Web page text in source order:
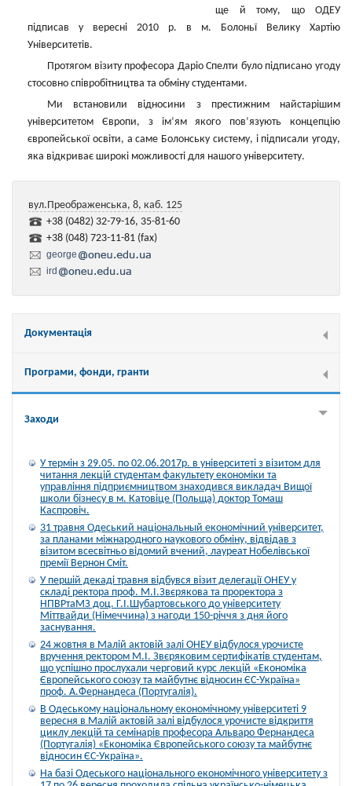
ще й тому, що ОДЕУ
підписав у вересні 2010 р. в м. Болоньї Велику Хартію
Університетів.
Протягом візиту професора Даріо Спелти було підписано угоду
стосовно співробітництва та обміну студентами.
Ми встановили відносини з престижним найстарішим
університетом Європи, з ім’ям якого пов’язують концепцію
європейської освіти, а саме Болонську систему, і підписали угоду,
яка відкриває широкі можливості для нашого університету.
вул.Преображенська, 8, каб. 125
+38 (0482) 32-79-16, 35-81-60
+38 (048) 723-11-81 (fax)
george
ird
Документація
Програми, фонди, гранти
Заходи
У термін з 29.05. по 02.06.2017р. в університеті з візитом для
читання лекцій студентам факультету економіки та
управління підприємництвом знаходився викладач Вищої
школи бізнесу в м. Катовіце (Польща) доктор Томаш
Каспровіч.
31 травня Одеський національный економічний університет,
за планами міжнародного наукового обміну, відвідав з
візитом всесвітньо відомий вчений, лауреат Нобелівської
премії Вернон Сміт.
У першій декаді травня відбувся візит делегації ОНЕУ у
складі ректора проф. М.І.Звєрякова та проректора з
НПВРтаМЗ доц. Г.І.Шубартовського до університету
Міттвайди (Німеччина) з нагоди 150-річчя з дня його
заснування.
24 жовтня в Малій актовій залі ОНЕУ відбулося урочисте
вручення ректором М.І. Звєряковим сертифікатів студентам,
що успішно прослухали черговий курс лекцій «Економіка
Європейського союзу та майбутнє відносин ЄС-Україна»
проф. А.Фернандеса (Португалія).
В Одеському національному економічному університеті 9
вересня в Малій актовій залі відбулося урочисте відкриття
циклу лекцій та семінарів професора Альваро Фернандеса
(Португалія) «Економіка Європейського союзу та майбутнє
відносин ЄС-Україна».
На базі Одеського національного економічного університету з